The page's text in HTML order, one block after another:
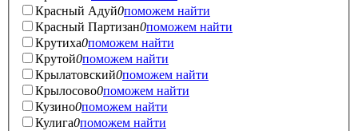
Красный Адуй0поможем найти
Красный Партизан0поможем найти
Крутиха0поможем найти
Крутой0поможем найти
Крылатовский0поможем найти
Крылосово0поможем найти
Кузино0поможем найти
Кулига0поможем найти